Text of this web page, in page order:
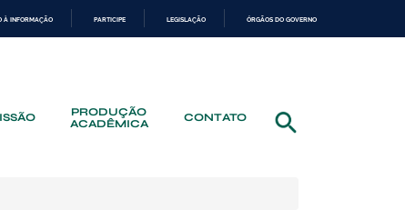
À INFORMAÇÃO PARTICIPE LEGISLAÇÃO ÓRGÃOS DO GOVERNO
PRODUÇÃO
ACADÊMICA
CONTATO